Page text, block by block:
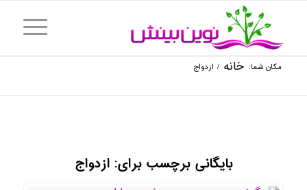
مکان شما: خانه / ازدواج
بایگانی برچسب برای:ازدواج